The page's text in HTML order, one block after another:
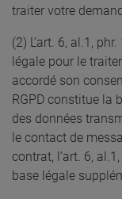
traiter votre
(2) L’art. 6, al.1,
légale pour le
accordé son
RGPD constitue la
des données
le contact de
contrat, l’art. 6,
base légale